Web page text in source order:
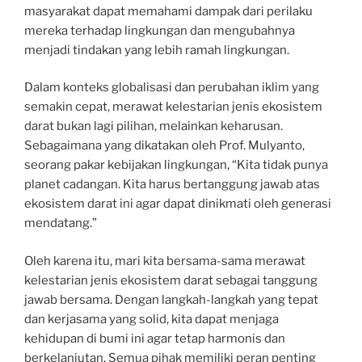
masyarakat dapat memahami dampak dari perilaku
mereka terhadap lingkungan dan mengubahnya
menjadi tindakan yang lebih ramah lingkungan.
Dalam konteks globalisasi dan perubahan iklim yang
semakin cepat, merawat kelestarian jenis ekosistem
darat bukan lagi pilihan, melainkan keharusan.
Sebagaimana yang dikatakan oleh Prof. Mulyanto,
seorang pakar kebijakan lingkungan, “Kita tidak punya
planet cadangan. Kita harus bertanggung jawab atas
ekosistem darat ini agar dapat dinikmati oleh generasi
mendatang.”
Oleh karena itu, mari kita bersama-sama merawat
kelestarian jenis ekosistem darat sebagai tanggung
jawab bersama. Dengan langkah-langkah yang tepat
dan kerjasama yang solid, kita dapat menjaga
kehidupan di bumi ini agar tetap harmonis dan
berkelanjutan. Semua pihak memiliki peran penting